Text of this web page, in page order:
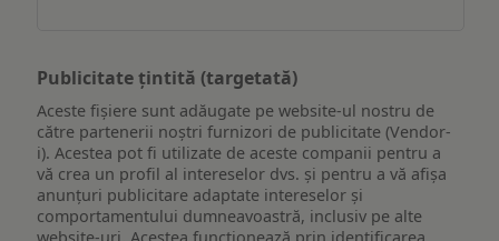
Publicitate țintită (targetată)
Aceste fișiere sunt adăugate pe website-ul nostru de
către partenerii noștri furnizori de publicitate (Vendor-
i). Acestea pot fi utilizate de aceste companii pentru a
vă crea un profil al intereselor dvs. și pentru a vă afișa
anunțuri publicitare adaptate intereselor și
comportamentului dumneavoastră, inclusiv pe alte